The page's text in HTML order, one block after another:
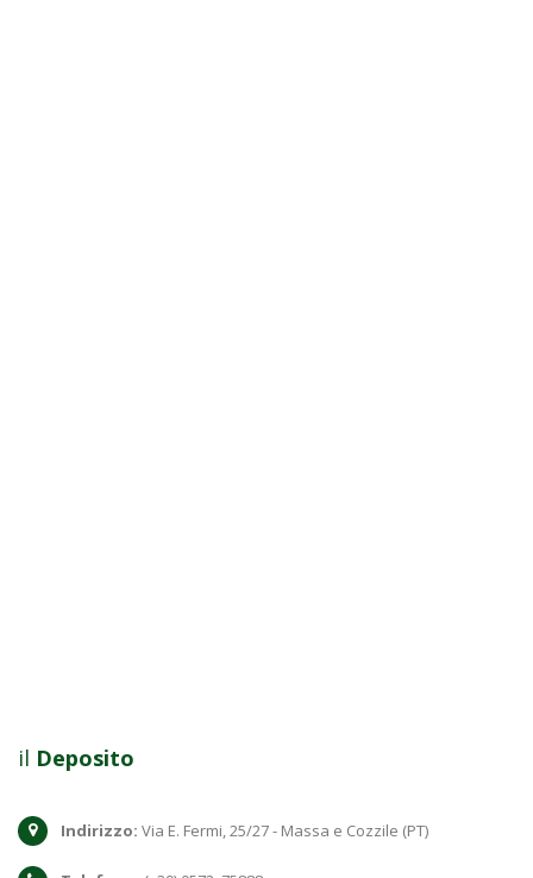
il Deposito
Indirizzo: Via E. Fermi, 25/27 - Massa e Cozzile (PT)